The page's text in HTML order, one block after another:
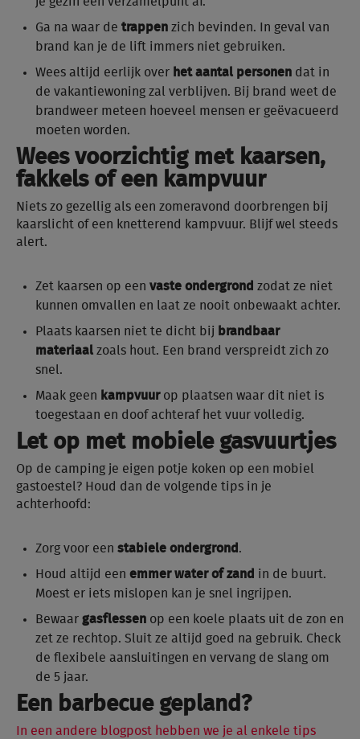
Ga na waar de trappen zich bevinden. In geval van
brand kan je de lift immers niet gebruiken.
Wees altijd eerlijk over het aantal personen dat in
de vakantiewoning zal verblijven. Bij brand weet de
brandweer meteen hoeveel mensen er geëvacueerd
moeten worden.
Wees voorzichtig met kaarsen,
fakkels of een kampvuur
Niets zo gezellig als een zomeravond doorbrengen bij
kaarslicht of een knetterend kampvuur. Blijf wel steeds
alert.
Zet kaarsen op een vaste ondergrond zodat ze niet
kunnen omvallen en laat ze nooit onbewaakt achter.
Plaats kaarsen niet te dicht bij brandbaar
materiaal zoals hout. Een brand verspreidt zich zo
snel.
Maak geen kampvuurop plaatsen waar dit niet is
toegestaan en doof achteraf het vuur volledig.
Let op met mobiele gasvuurtjes
Op de camping je eigen potje koken op een mobiel
gastoestel? Houd dan de volgende tips in je
achterhoofd:
Zorg voor een stabiele ondergrond .
Houd altijd een emmer water of zand in de buurt.
Moest er iets mislopen kan je snel ingrijpen.
Bewaar gasflessen op een koele plaats uit de zon en
zet ze rechtop. Sluit ze altijd goed na gebruik. Check
de flexibele aansluitingen en vervang de slang om
de 5 jaar.
Een barbecue gepland?
In een andere blogpost hebben we je al enkele tips